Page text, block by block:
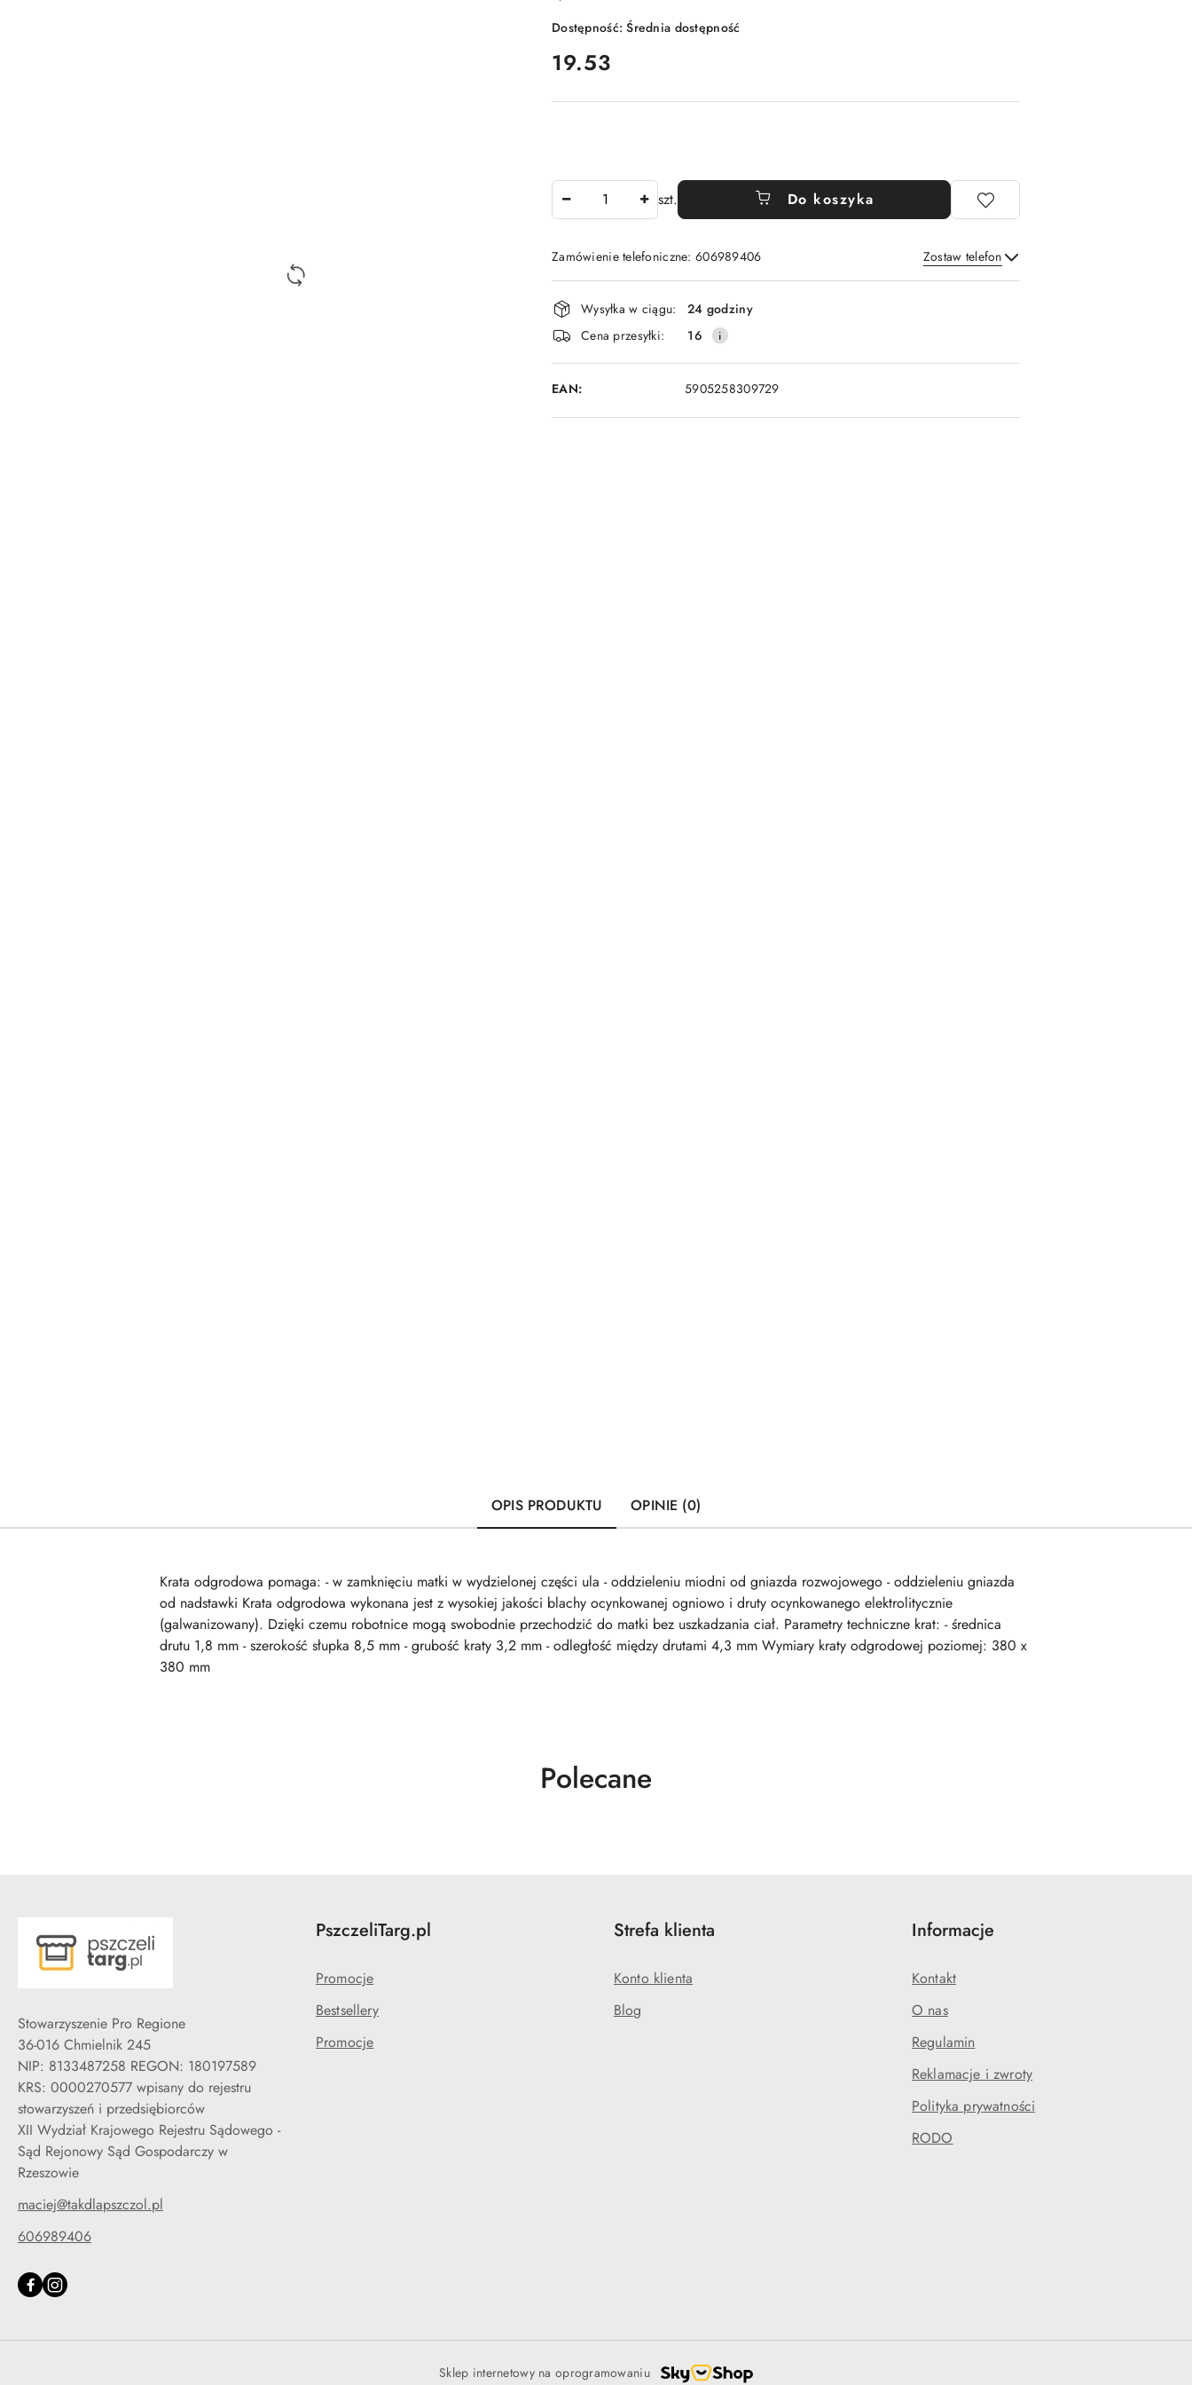
Dostępność:Średnia dostępność
cena:
19.53
szt. Do koszyka
Zamówienie telefoniczne: 606989406 Zostaw telefon
Wyślij
Dostępność
i
dostawa
Wysyłka w ciągu:
24 godziny
Cena przesyłki:
16
EAN: 5905258309729
OPIS PRODUKTU OPINIE (0)
Krata odgrodowa pomaga: - w zamknięciu matki w wydzielonej części ula - oddzieleniu miodni od gniazda rozwojowego - oddzieleniu gniazda
od nadstawki Krata odgrodowa wykonana jest z wysokiej jakości blachy ocynkowanej ogniowo i druty ocynkowanego elektrolitycznie
(galwanizowany). Dzięki czemu robotnice mogą swobodnie przechodzić do matki bez uszkadzania ciał. Parametry techniczne krat: - średnica
drutu 1,8 mm - szerokość słupka 8,5 mm - grubość kraty 3,2 mm - odległość między drutami 4,3 mm Wymiary kraty odgrodowej poziomej: 380 x
380 mm
Produkty
Polecane
Stowarzyszenie Pro Regione
36-016 Chmielnik 245
NIP: 8133487258 REGON: 180197589
KRS: 0000270577 wpisany do rejestru
stowarzyszeń i przedsiębiorców
XII Wydział Krajowego Rejestru Sądowego -
Sąd Rejonowy Sąd Gospodarczy w
Rzeszowie
maciej@takdlapszczol.pl
606989406
PszczeliTarg.pl
Promocje
Bestsellery
Promocje
Strefa klienta
Konto klienta
Blog
Informacje
Kontakt
O nas
Regulamin
Reklamacje i zwroty
Polityka prywatności
RODO
Sklep internetowy na oprogramowaniu